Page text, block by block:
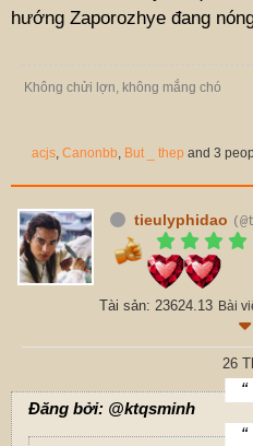
hướng Zaporozhye đang
Không chửi lợn, không mắng chó
acjs, Canonbb, But _ thep and 3
tieulyphidao
Tài sản: 23624.13 Bài
26
Đăng bởi: @ktqsminh